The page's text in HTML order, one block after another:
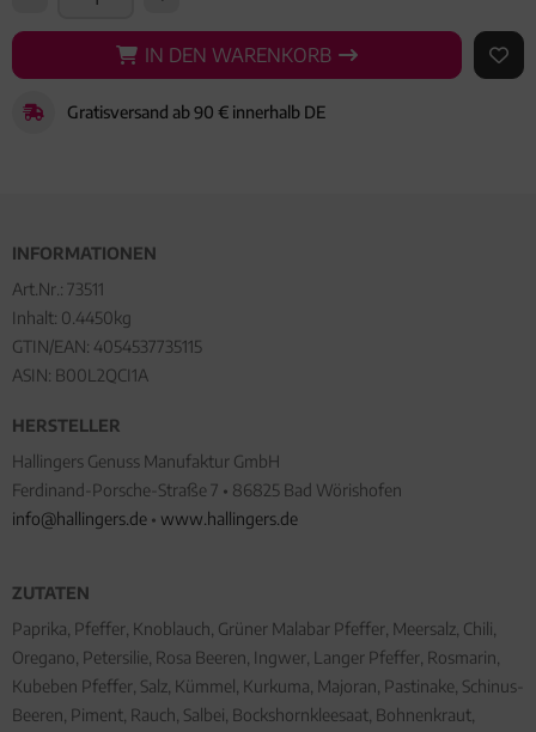
IN DEN WARENKORB
IN DEN WARENKORB AUF
Gratisversand ab 90 € innerhalb DE
INFORMATIONEN
Art.Nr.: 73511
Inhalt: 0.4450kg
GTIN/EAN: 4054537735115
ASIN: B00L2QCI1A
HERSTELLER
Hallingers Genuss Manufaktur GmbH
Ferdinand-Porsche-Straße 7 • 86825 Bad Wörishofen
info@hallingers.de • www.hallingers.de
ZUTATEN
Paprika, Pfeffer, Knoblauch, Grüner Malabar Pfeffer, Meersalz, Chili,
Oregano, Petersilie, Rosa Beeren, Ingwer, Langer Pfeffer, Rosmarin,
Kubeben Pfeffer, Salz, Kümmel, Kurkuma, Majoran, Pastinake, Schinus-
Beeren, Piment, Rauch, Salbei, Bockshornkleesaat, Bohnenkraut,